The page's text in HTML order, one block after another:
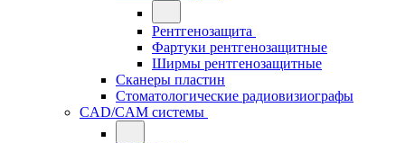
Рентгенозащита
Фартуки рентгенозащитные
Ширмы рентгенозащитные
Сканеры пластин
Стоматологические радиовизиографы
CAD/CAM системы